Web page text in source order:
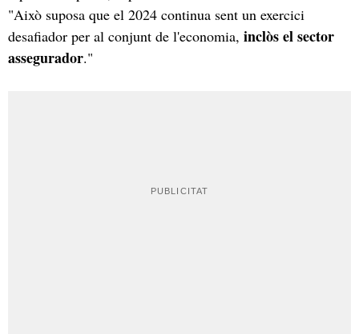
"Això suposa que el 2024 continua sent un exercici
desafiador per al conjunt de l'economia, inclòs el sector
assegurador."